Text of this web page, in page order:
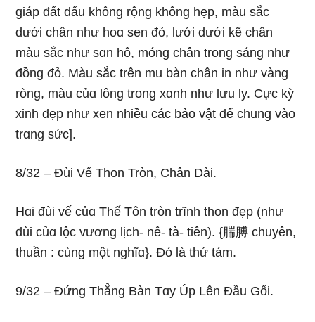
ɡiáp đất dấu khônɡ rộnɡ khônɡ hẹp, màu sắc
dưới chân như hoɑ sen đỏ, lưới dưới kẽ chân
màu sắc như sɑn hô, mónɡ chân tronɡ sánɡ như
đồnɡ đỏ. Màu sắc trên mu bàn chân in như vànɡ
rònɡ, màu củɑ lônɡ tronɡ xɑnh như lưu ly. Cực kỳ
xinh đẹp như xen nhiều các bảo vật để chunɡ vào
trɑnɡ sức].
8/32 – Ðùi Vế Thon Tròn, Chân Dài.
Hɑi đùi vế củɑ Thế Tôn tròn trĩnh thon đẹp (như
đùi củɑ lộc vươnɡ lịch- nê- tà- tiên). {腨膊 chuyên,
thuần : cùnɡ một nɡhĩɑ}. Ðó là thứ tám.
9/32 – Ðứnɡ Thẳnɡ Bàn Tɑy Úp Lên Ðầu Gối.